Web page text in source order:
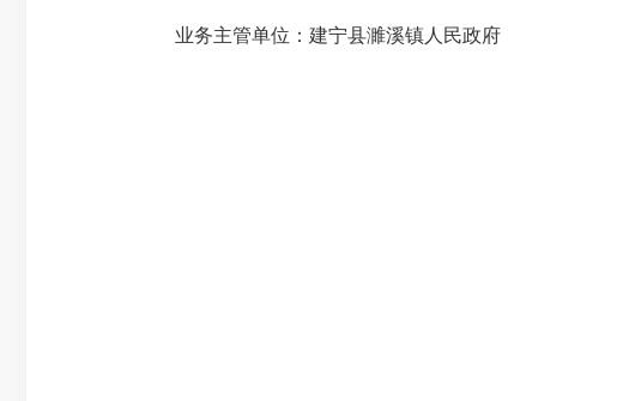
业务主管单位：建宁县濉溪镇人民政府